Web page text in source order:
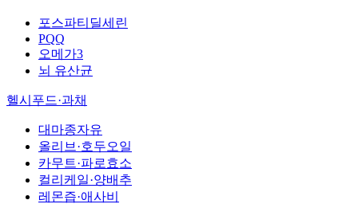
포스파티딜세린
PQQ
오메가3
뇌 유산균
헬시푸드·과채
대마종자유
올리브·호두오일
카무트·파로효소
컬리케일·양배추
레몬즙·애사비